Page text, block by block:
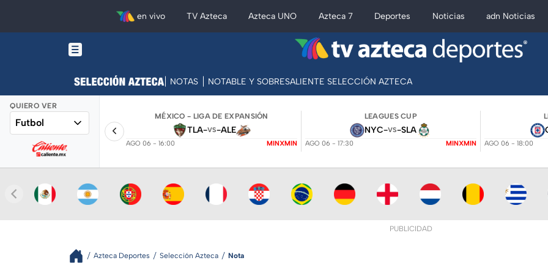
en vivo TV Azteca Azteca UNO Azteca 7 Deportes Noticias adn Noticias
NOTAS NOTABLE Y SOBRESALIENTE SELECCIÓN AZTECA
QUIERO VER
Futbol
MÉXICO - LIGA DE EXPANSIÓN
TLA-VS-ALE
AGO 06 - 16:00 MINXMIN
LEAGUES CUP
NYC-VS-SLA
AGO 06 - 17:30 MINXMIN AGO 06 - 18:00
PUBLICIDAD
Azteca Deportes Selección Azteca Nota